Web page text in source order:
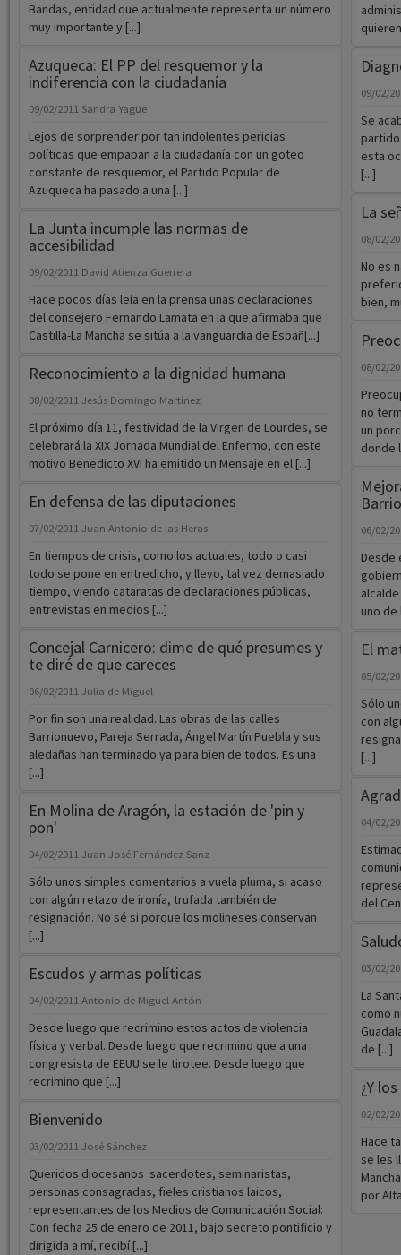
Bandas, entidad que actualmente representa un número
muy importante y [...]
Azuqueca: El PP del resquemor y la
indiferencia con la ciudadanía
09/02/2011 Sandra Yagüe
Lejos de sorprender por tan indolentes pericias
políticas que empapan a la ciudadanía con un goteo
constante de resquemor, el Partido Popular de
Azuqueca ha pasado a una [...]
La Junta incumple las normas de
accesibilidad
09/02/2011 David Atienza Guerrera
Hace pocos días leía en la prensa unas declaraciones
del consejero Fernando Lamata en la que afirmaba que
Castilla-La Mancha se sitúa a la vanguardia de Españ[...]
Reconocimiento a la dignidad humana
08/02/2011 Jesús Domingo Martínez
El próximo día 11, festividad de la Virgen de Lourdes, se
celebrará la XIX Jornada Mundial del Enfermo, con este
motivo Benedicto XVI ha emitido un Mensaje en el [...]
En defensa de las diputaciones
07/02/2011 Juan Antonio de las Heras
En tiempos de crisis, como los actuales, todo o casi
todo se pone en entredicho, y llevo, tal vez demasiado
tiempo, viendo cataratas de declaraciones públicas,
entrevistas en medios [...]
Concejal Carnicero: dime de qué presumes y
te diré de que careces
06/02/2011 Julia de Miguel
Por fin son una realidad. Las obras de las calles
Barrionuevo, Pareja Serrada, Ángel Martín Puebla y sus
aledañas han terminado ya para bien de todos. Es una
[...]
En Molina de Aragón, la estación de 'pin y
pon'
04/02/2011 Juan José Fernández Sanz
Sólo unos simples comentarios a vuela pluma, si acaso
con algún retazo de ironía, trufada también de
resignación. No sé si porque los molineses conservan
[...]
Escudos y armas políticas
04/02/2011 Antonio de Miguel Antón
Desde luego que recrimino estos actos de violencia
física y verbal. Desde luego que recrimino que a una
congresista de EEUU se le tirotee. Desde luego que
recrimino que [...]
Bienvenido
03/02/2011 José Sánchez
Queridos diocesanos  sacerdotes, seminaristas,
personas consagradas, fieles cristianos laicos,
representantes de los Medios de Comunicación Social:
Con fecha 25 de enero de 2011, bajo secreto pontificio y
dirigida a mí, recibí [...]
09/02/
Se
partido
esta
[...]
La
08/02/
No es
bien,
08/02/
no
un
donde
06/02/
Desde
uno
El
05/02/
Sólo
con
[...]
04/02/
del
03/02/
La
como
de [...]
¿Y
02/02/
Hace
se les
por